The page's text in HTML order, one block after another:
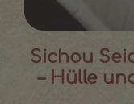
Sichou
– Hülle